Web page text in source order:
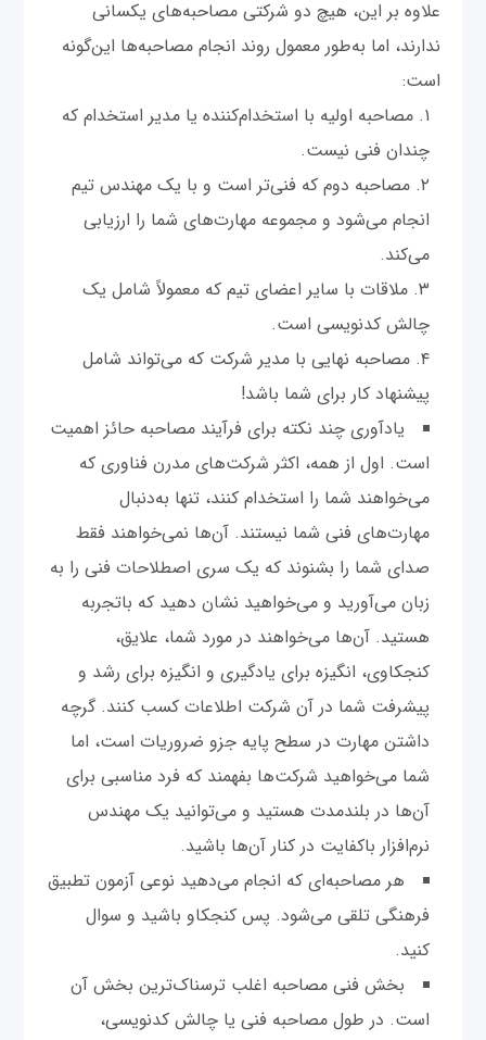
علاوه بر این، هیچ دو شرکتی مصاحبه‌های یکسانی
ندارند، اما به‌طور معمول روند انجام مصاحبه‌ها این‌گونه
است:
مصاحبه اولیه با استخدام‌کننده یا مدیر استخدام که
چندان فنی نیست.
مصاحبه دوم که فنی‌تر است و با یک مهندس تیم
انجام می‌شود و مجموعه مهارت‌های شما را ارزیابی
می‌کند.
ملاقات با سایر اعضای تیم که معمولاً شامل یک
چالش کدنویسی است.
مصاحبه نهایی با مدیر شرکت که می‌تواند شامل
پیشنهاد کار برای شما باشد!
یادآوری چند نکته برای فرآیند مصاحبه حائز اهمیت
است. اول از همه، اکثر شرکت‌های مدرن فناوری که
می‌خواهند شما را استخدام کنند، تنها به‌دنبال
مهارت‌های فنی شما نیستند. آن‌ها نمی‌خواهند فقط
صدای شما را بشنوند که یک سری اصطلاحات فنی را به
زبان می‌آورید و می‌خواهید نشان دهید که باتجربه
هستید. آن‌ها می‌خواهند در مورد شما، علایق،
کنجکاوی، انگیزه برای یادگیری و انگیزه برای رشد و
پیشرفت شما در آن شرکت اطلاعات کسب کنند. گرچه
داشتن مهارت در سطح پایه جزو ضروریات است، اما
شما می‌خواهید شرکت‌ها بفهمند که فرد مناسبی برای
آن‌ها در بلندمدت هستید و می‌توانید یک مهندس
نرم‌افزار باکفایت در کنار آن‌ها باشید.
هر مصاحبه‌ای که انجام می‌دهید نوعی آزمون تطبیق
فرهنگی تلقی می‌شود. پس کنجکاو باشید و سوال
کنید.
بخش فنی مصاحبه اغلب ترسناک‌ترین بخش آن
است. در طول مصاحبه فنی یا چالش کدنویسی،